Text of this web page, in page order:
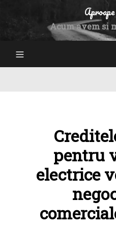
Acum avem si
pentru
electrice